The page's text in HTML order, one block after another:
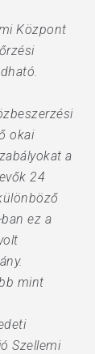
Központ
okai
a
24
ez a
mint
Szellemi